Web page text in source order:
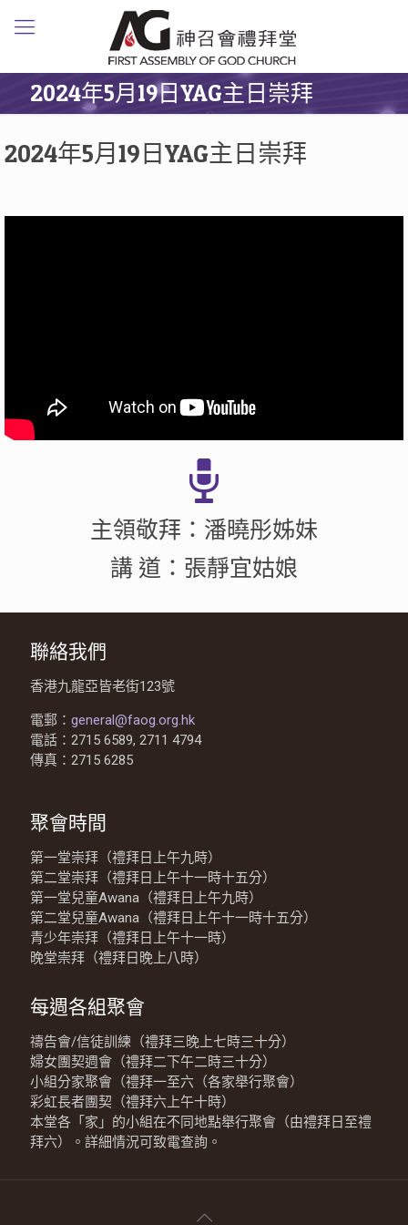
2024年5月19日YAG主日崇拜
2024年5月19日YAG主日崇拜
主領敬拜：潘曉彤姊妹
講 道：張靜宜姑娘
聯絡我們
香港九龍亞皆老街123號
電郵： general@faog.org.hk
電話：2715 6589, 2711 4794
傳真：2715 6285
聚會時間
第一堂崇拜（禮拜日上午九時）
第二堂崇拜（禮拜日上午十一時十五分）
第一堂兒童Awana（禮拜日上午九時）
第二堂兒童Awana（禮拜日上午十一時十五分）
青少年崇拜（禮拜日上午十一時）
晚堂崇拜（禮拜日晚上八時）
每週各組聚會
禱告會/信徒訓練（禮拜三晚上七時三十分）
婦女團契週會（禮拜二下午二時三十分）
小組分家聚會（禮拜一至六（各家舉行聚會）
彩虹長者團契（禮拜六上午十時）
本堂各「家」的小組在不同地點舉行聚會（由禮拜日至禮
拜六）。詳細情況可致電查詢。